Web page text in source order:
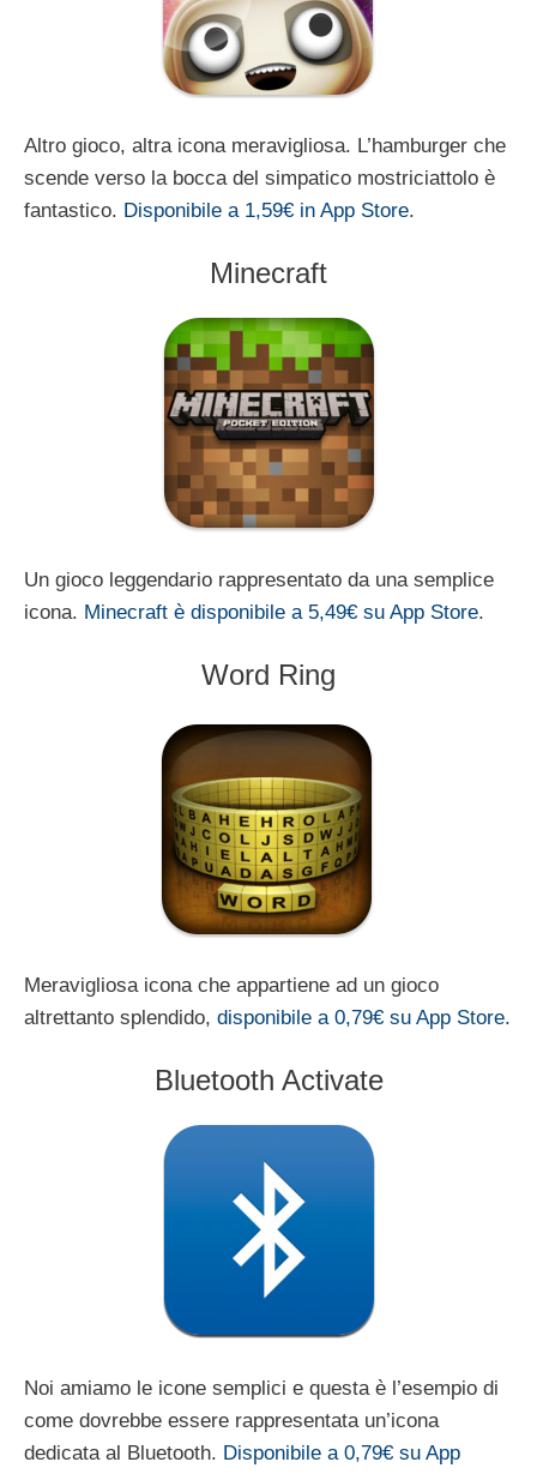
Altro gioco, altra icona meravigliosa. L’hamburger che
scende verso la bocca del simpatico mostriciattolo è
fantastico. Disponibile a 1,59€ in App Store.
Minecraft
Un gioco leggendario rappresentato da una semplice
icona. Minecraft è disponibile a 5,49€ su App Store.
Word Ring
Meravigliosa icona che appartiene ad un gioco
altrettanto splendido, disponibile a 0,79€ su App Store.
Bluetooth Activate
Noi amiamo le icone semplici e questa è l’esempio di
come dovrebbe essere rappresentata un’icona
dedicata al Bluetooth. Disponibile a 0,79€ su App